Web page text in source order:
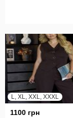
L, XL, XXL, XXXL
1100 грн